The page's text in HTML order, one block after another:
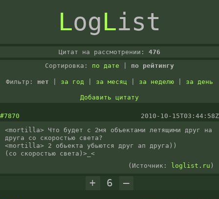
LogList
Цитат на рассмотрении: 476
Сортировка: по дате по рейтингу
Фильтр: нет за год за месяц за неделю за день
Добавить цитату
#7870
2010-10-15T03:44:58Z
<mortilla> Что будет с 2мя объектами летящими друг на
друга со скоростью света?
<mortilla> 2 обьекта убьются друг ап друга))
(со скоростью света)>_<
(Источник:
loglist.ru )
+ 6 –